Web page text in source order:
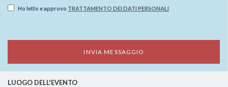
Ho letto e approvo TRATTAMENTO DEI DATI PERSONALI
LUOGO DELL'EVENTO